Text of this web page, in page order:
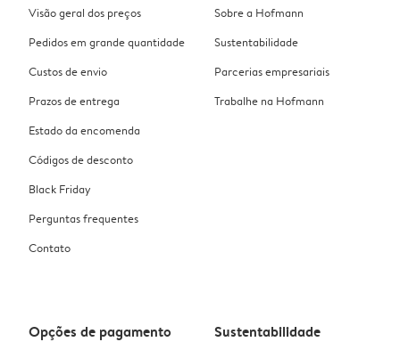
Visão geral dos preços
Pedidos em grande quantidade
Custos de envio
Prazos de entrega
Estado da encomenda
Códigos de desconto
Black Friday
Perguntas frequentes
Contato
Sobre a Hofmann
Sustentabilidade
Parcerias empresariais
Trabalhe na Hofmann
Opções de pagamento Sustentabilidade